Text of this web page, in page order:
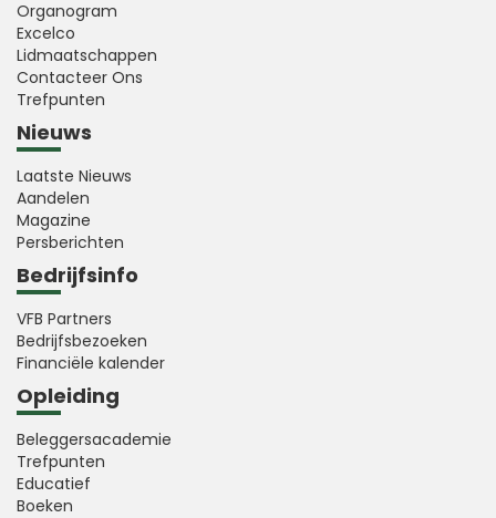
Organogram
Excelco
Lidmaatschappen
Contacteer Ons
Trefpunten
Nieuws
Laatste Nieuws
Aandelen
Magazine
Persberichten
Bedrijfsinfo
VFB Partners
Bedrijfsbezoeken
Financiële kalender
Opleiding
Beleggersacademie
Trefpunten
Educatief
Boeken